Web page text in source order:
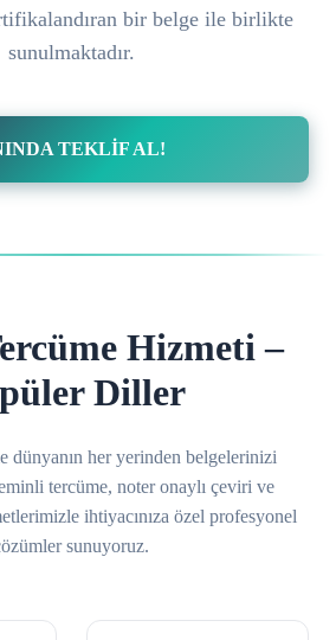
bir belge ile birlikte
sunulmaktadır.
TEKLİF AL!
Hizmeti –
Diller
dünyanın her yerinden belgelerinizi
tercüme, noter onaylı çeviri ve
ihtiyacınıza özel profesyonel
sunuyoruz.